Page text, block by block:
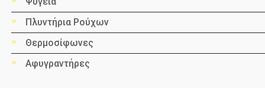
Πλυντήρια Ρούχων
Θερμοσίφωνες
Αφυγραντήρες